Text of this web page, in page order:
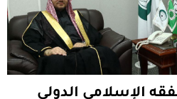
الإسلامي الدولي